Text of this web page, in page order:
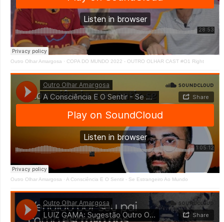
Outro Olhar Amargosa · COPA DO MUNDO 2022 - OUTRO OLHAR CAST #O1 Right
Outro Olhar Amargosa · A Consciência E O Sentir - Se Estrangeiro Ao Mundo